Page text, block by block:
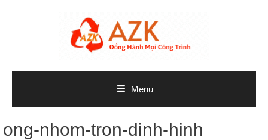
Menu
ong-nhom-tron-dinh-hinh